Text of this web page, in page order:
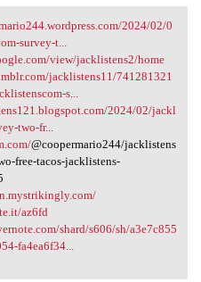
2024/02/0
survey-t...
view/jacklistens2/home
jacklistens11/741281321
s...
2024/02/jackl
two-fr...
@coopermario244/jacklistens
free-tacos-jacklistens-
az6fd
shard/s606/sh/a3e7c855
fa4ea6f34...